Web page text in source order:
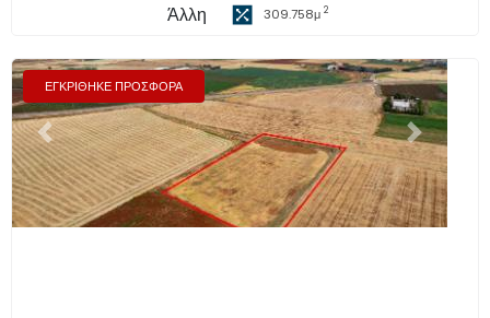
Άλλη 309.758μ 2
ΕΓΚΡΙΘΗΚΕ ΠΡΟΣΦΟΡΑ
Προηγούμενο Επόμενο